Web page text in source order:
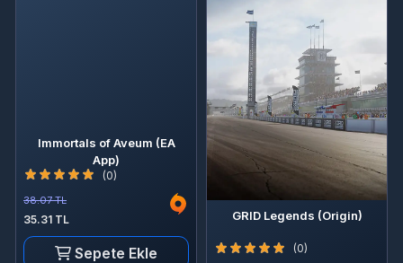
Immortals of Aveum (EA
App)
(0)
38.07 TL
35.31 TL
Sepete Ekle
GRID Legends (Origin)
(0)